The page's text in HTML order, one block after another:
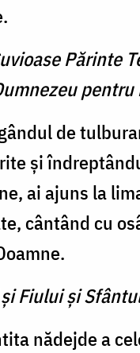
Părinte
pentru
de
şi
ai ajuns la
cântând cu
Fiului şi
nădejde a